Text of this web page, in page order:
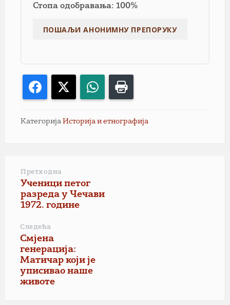
Стопа одобравања: 100%
Facebook WhatsApp
Категорија Историја и етнографија
Претходна
Ученици петог
разреда у Чечави
1972. године
Следећа
Смјена
генерација:
Матичар који је
уписивао наше
животе